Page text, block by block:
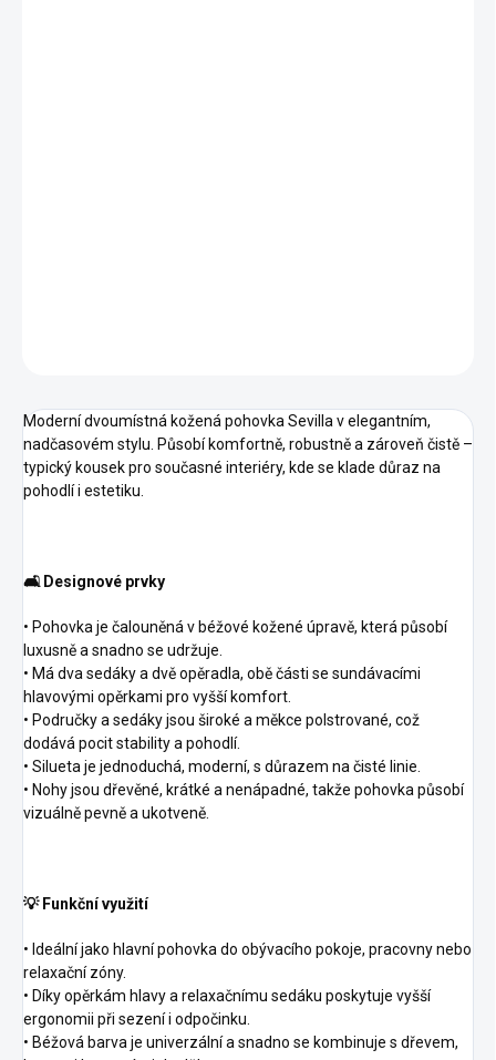
Moderní dvoumístná kožená pohovka Sevilla v elegantním,
nadčasovém stylu. Působí komfortně, robustně a zároveň čistě –
typický kousek pro současné interiéry, kde se klade důraz na
pohodlí i estetiku.
🛋️ Designové prvky
• Pohovka je čalouněná v béžové kožené úpravě, která působí
luxusně a snadno se udržuje.
• Má dva sedáky a dvě opěradla, obě části se sundávacími
hlavovými opěrkami pro vyšší komfort.
• Područky a sedáky jsou široké a měkce polstrované, což
dodává pocit stability a pohodlí.
• Silueta je jednoduchá, moderní, s důrazem na čisté linie.
• Nohy jsou dřevěné, krátké a nenápadné, takže pohovka působí
vizuálně pevně a ukotveně.
💡 Funkční využití
• Ideální jako hlavní pohovka do obývacího pokoje, pracovny nebo
relaxační zóny.
• Díky opěrkám hlavy a relaxačnímu sedáku poskytuje vyšší
ergonomii při sezení i odpočinku.
• Béžová barva je univerzální a snadno se kombinuje s dřevem,